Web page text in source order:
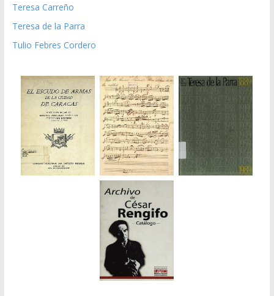
Teresa Carreño
Teresa de la Parra
Tulio Febres Cordero